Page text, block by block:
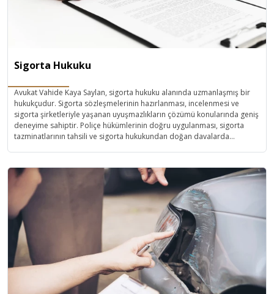
Sigorta Hukuku
Avukat Vahide Kaya Saylan, sigorta hukuku alanında uzmanlaşmış bir
hukukçudur. Sigorta sözleşmelerinin hazırlanması, incelenmesi ve
sigorta şirketleriyle yaşanan uyuşmazlıkların çözümü konularında geniş
deneyime sahiptir. Poliçe hükümlerinin doğru uygulanması, sigorta
tazminatlarının tahsili ve sigorta hukukundan doğan davalarda
adil sonuçlar elde etmelerini sağlamaktadır.